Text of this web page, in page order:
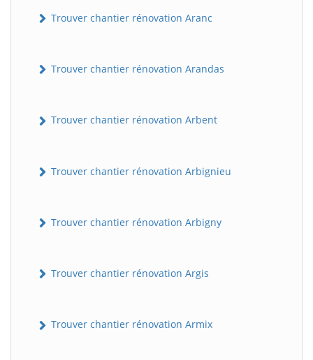
Trouver chantier rénovation Aranc
Trouver chantier rénovation Arandas
Trouver chantier rénovation Arbent
Trouver chantier rénovation Arbignieu
Trouver chantier rénovation Arbigny
Trouver chantier rénovation Argis
Trouver chantier rénovation Armix